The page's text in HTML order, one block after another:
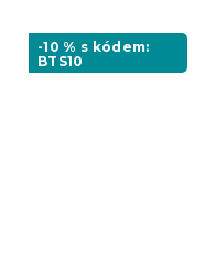
-10 % s kódem:
BTS10